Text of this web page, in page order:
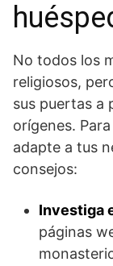
No todos los
religiosos,
sus puertas a
orígenes.
adapte a tus
consejos:
Investiga
páginas